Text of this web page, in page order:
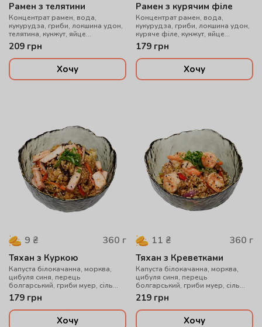
Рамен з телятини
Концентрат рамен, вода,
кукурудза, гриби, локшина удон,
телятина, кунжут, яйце
перепелине, цибуля зелена
209 грн
Хочу
Рамен з курячим філе
Концентрат рамен, вода,
кукурудза, гриби, локшина удон,
куряче філе, кунжут, яйце
перепелине, цибуля зелена
179 грн
Хочу
9 ₴ 360 г
Тяхан з Куркою
Капуста білокачанна, морква,
цибуля синя, перець
болгарський, гриби муер, сіль
китайська, рис варений, соус
WOK, цибуля зелена, кунжут мікс,
куряче філе су-від
179 грн
Хочу
11 ₴ 360 г
Тяхан з Креветками
Капуста білокачанна, морква,
цибуля синя, перець
болгарський, гриби муер, сіль
китайська, рис варений, соус
WOK, цибуля зелена, кунжут мікс,
креветки
219 грн
Хочу